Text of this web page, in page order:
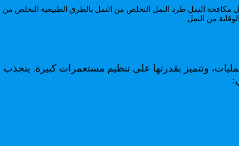
وتتميز بقدرتها على تنظيم مستعمرات كبيرة. ينجذب